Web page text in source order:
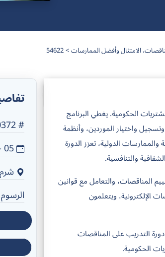
الامتثال وأفضل الممارسات 54622
الحكومية. يغطي البرنامج
واختيار الموردين، وأنظمة
الدولية، تعزز الدورة
والتنافسية.
المناقصات، والتعامل مع قوانين
ويتعلمون
دورة التدريب على المناقصات
الحكومية.
# 103600372_54622
05 - 09 يناير 2027